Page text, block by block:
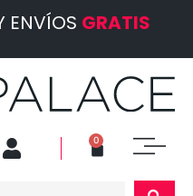
ENVÍOS GRATIS
0